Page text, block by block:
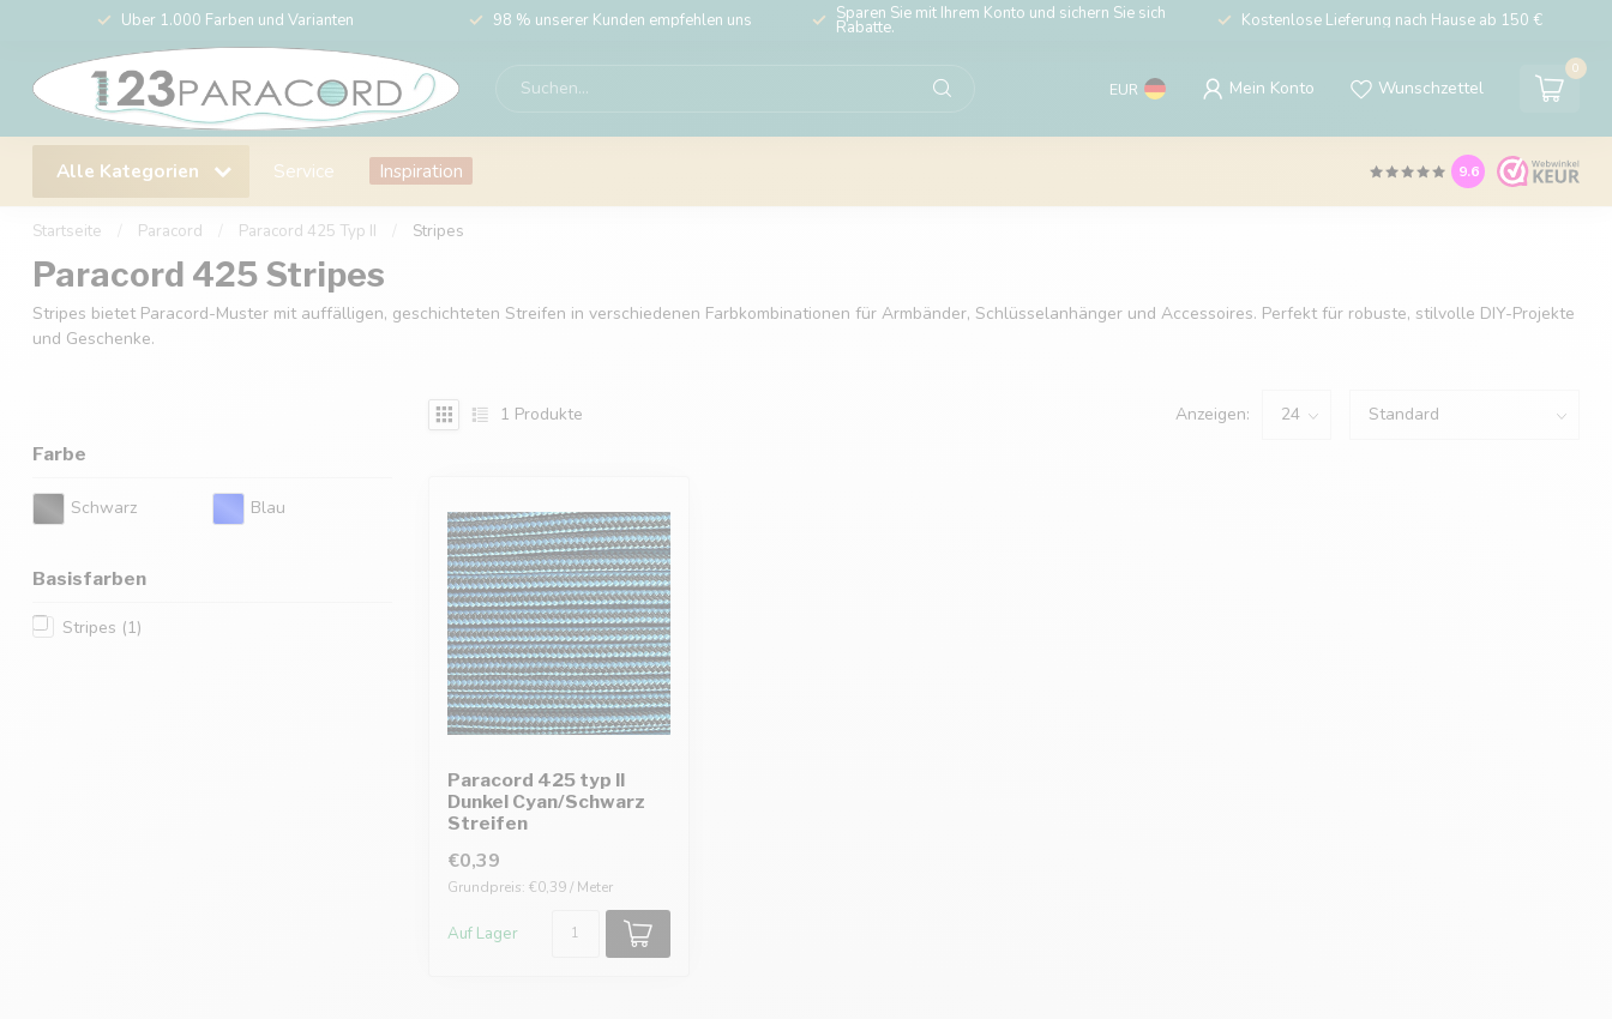
Über 1.000 Farben und Varianten 98 % unserer Kunden empfehlen uns Sparen Sie mit Ihrem Konto und sichern Sie sich
Rabatte. Kostenlose Lieferung nach Hause ab 150 €
EUR Mein Konto Wunschzettel
0
Alle Kategorien Service Inspiration 9.6
Startseite Paracord Paracord 425 Typ II Stripes
Paracord 425 Stripes
Stripes bietet Paracord-Muster mit auffälligen, geschichteten Streifen in verschiedenen Farbkombinationen für Armbänder, Schlüsselanhänger und Accessoires. Perfekt für robuste, stilvolle DIY-Projekte
und Geschenke.
Farbe
Schwarz Blau
Basisfarben
Stripes (1)
1 Produkte Anzeigen:
Paracord 425 typ II
Dunkel Cyan/Schwarz
Streifen
€0,39
Grundpreis: €0,39 / Meter
Auf Lager